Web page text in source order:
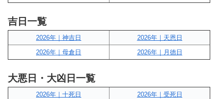
吉日一覧
2026年｜神吉日
2026年｜天恩日
2026年｜母倉日
2026年｜月徳日
大悪日・大凶日一覧
2026年｜十死日
2026年｜受死日